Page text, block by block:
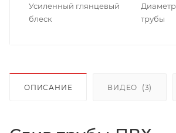
Усиленный глянцевый
блеск
трубы
ОПИСАНИЕ ВИДЕО (3)